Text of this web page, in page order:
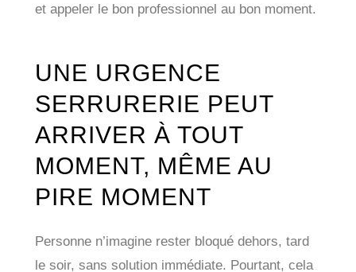
et appeler le bon professionnel au bon moment.
UNE URGENCE
SERRURERIE PEUT
ARRIVER À TOUT
MOMENT, MÊME AU
PIRE MOMENT
Personne n’imagine rester bloqué dehors, tard
le soir, sans solution immédiate. Pourtant, cela